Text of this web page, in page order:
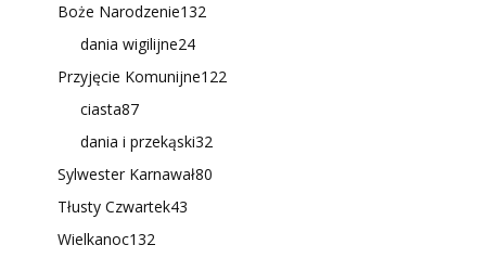
Boże Narodzenie132
dania wigilijne24
Przyjęcie Komunijne122
ciasta87
dania i przekąski32
Sylwester Karnawał80
Tłusty Czwartek43
Wielkanoc132